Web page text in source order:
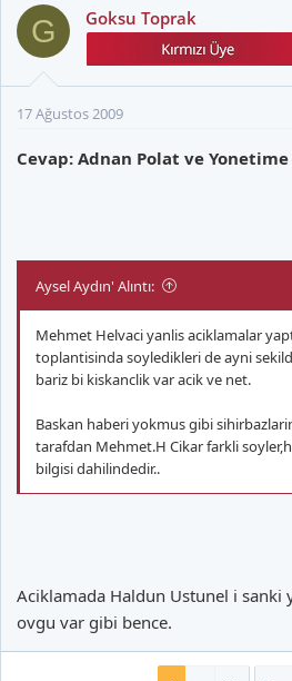
G Goksu Toprak
17 Ağustos 2009
Cevap: Adnan Polat ve
Aysel Aydın' Alıntı:
Mehmet Helvaci yanlis aciklamalar
toplantisinda soyledikleri de ayni
bariz bi kiskanclik var acik ve net.
Baskan haberi yokmus gibi
tarafdan Mehmet.H Cikar farkli
bilgisi dahilindedir..
Aciklamada Haldun Ustunel i sanki
ovgu var gibi bence.